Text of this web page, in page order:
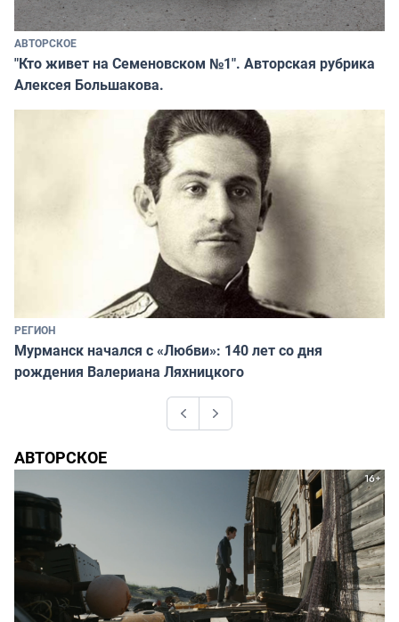
АВТОРСКОЕ
"Кто живет на Семеновском №1". Авторская рубрика
Алексея Большакова.
РЕГИОН
Мурманск начался с «Любви»: 140 лет со дня
рождения Валериана Ляхницкого
PreviousNext
АВТОРСКОЕ